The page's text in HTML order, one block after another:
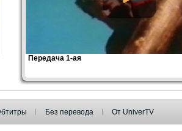
Передача 1-ая
Без перевода От UniverTV